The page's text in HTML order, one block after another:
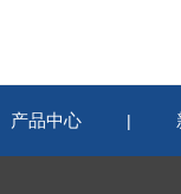
产品中心 |